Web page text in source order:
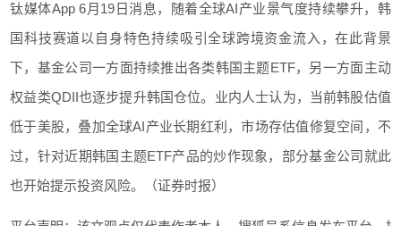
钛媒体App 6月19日消息，随着全球AI产业景气度持续攀升，韩
国科技赛道以自身特色持续吸引全球跨境资金流入，在此背景
下，基金公司一方面持续推出各类韩国主题ETF，另一方面主动
权益类QDII也逐步提升韩国仓位。业内人士认为，当前韩股估值
低于美股，叠加全球AI产业长期红利，市场存估值修复空间，不
过，针对近期韩国主题ETF产品的炒作现象，部分基金公司就此
也开始提示投资风险。（证券时报）